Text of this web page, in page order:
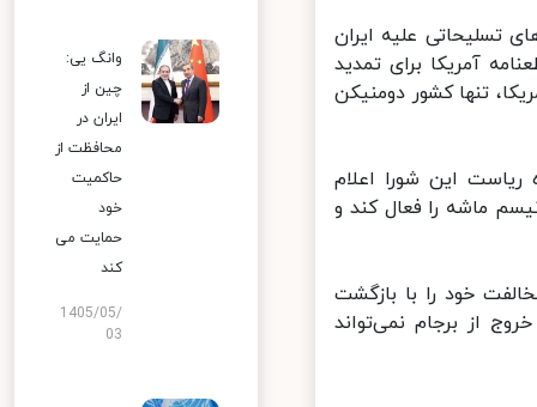
تسلیحاتی علیه ایران
آمریکا برای تمدید
تنها کشور دومنیکن
این شورا اعلام
ماشه را فعال کند و
خود را با بازگشت
از برجام نمی‌تواند
وانگ یی:
چین از
ایران در
محافظت از
حاکمیت
خود
حمایت می
کند
1405/05/
03